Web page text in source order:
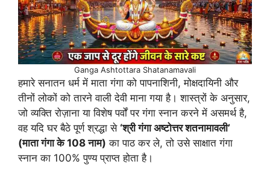
Ganga Ashtottara Shatanamavali
हमारे सनातन धर्म में माता गंगा को पापनाशिनी, मोक्षदायिनी और
तीनों लोकों को तारने वाली देवी माना गया है। शास्त्रों के अनुसार,
जो व्यक्ति रोज़ाना या विशेष पर्वों पर गंगा स्नान करने में असमर्थ है,
वह यदि घर बैठे पूर्ण श्रद्धा से ‘श्री गंगा अष्टोत्तर शतनामावली’
(माता गंगा के 108 नाम) का पाठ कर ले, तो उसे साक्षात गंगा
स्नान का 100% पुण्य प्राप्त होता है।